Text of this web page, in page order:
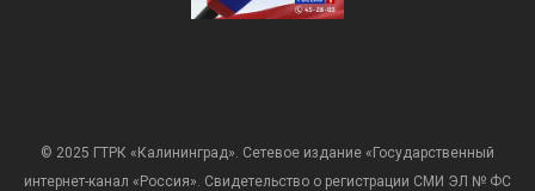
© 2025 ГТРК «Калининград». Сетевое издание «Государственный
интернет-канал «Россия». Свидетельство о регистрации СМИ ЭЛ № ФС